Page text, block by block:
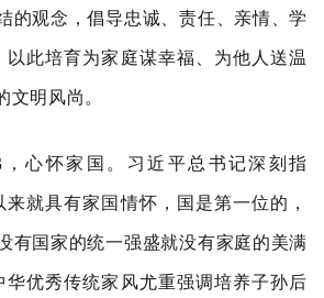
的观念，倡导忠诚、责任、亲情、学
以此培育为家庭谋幸福、为他人送温
文明风尚。
怀家国。习近平总书记深刻指
就具有家国情怀，国是第一位的，
有国家的统一强盛就没有家庭的美满
华优秀传统家风尤重强调培养子孙后